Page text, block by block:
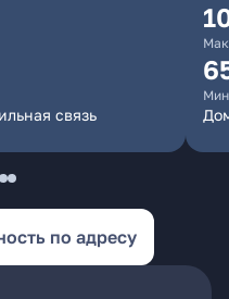
связь
по адресу